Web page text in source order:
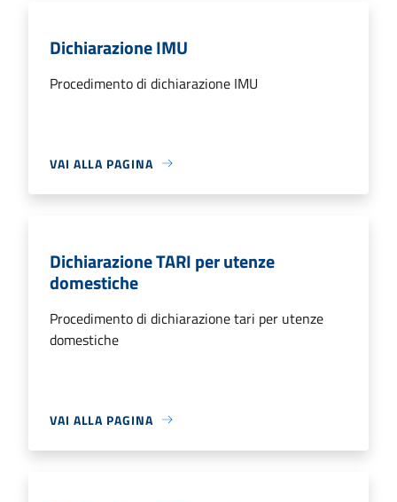
Dichiarazione IMU
Procedimento di dichiarazione IMU
VAI ALLA PAGINA
Dichiarazione TARI per utenze
domestiche
Procedimento di dichiarazione tari per utenze
domestiche
VAI ALLA PAGINA